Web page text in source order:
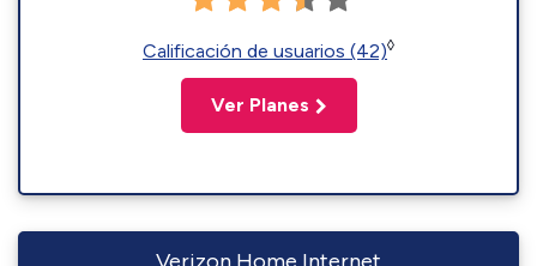
Calificación de usuarios (42)◊
Ver Planes